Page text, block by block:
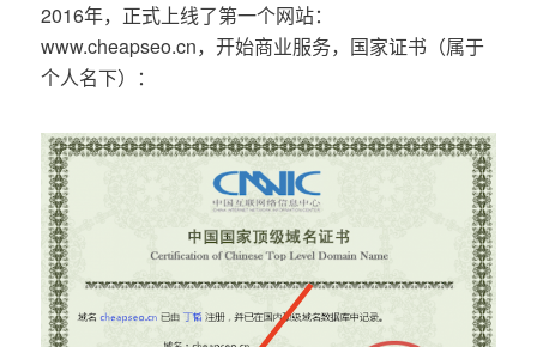
2016年，正式上线了第一个网站：
www.cheapseo.cn，开始商业服务，国家证书（属于
个人名下）：